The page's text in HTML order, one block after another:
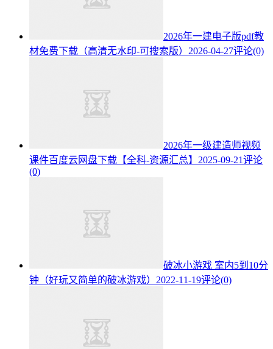
2026年一建电子版pdf教
材免费下载（高清无水印-可搜索版） 2026-04-27评论(0)
2026年一级建造师视频
课件百度云网盘下载【全科-资源汇总】 2025-09-21评论
(0)
破冰小游戏 室内5到10分
钟（好玩又简单的破冰游戏） 2022-11-19评论(0)